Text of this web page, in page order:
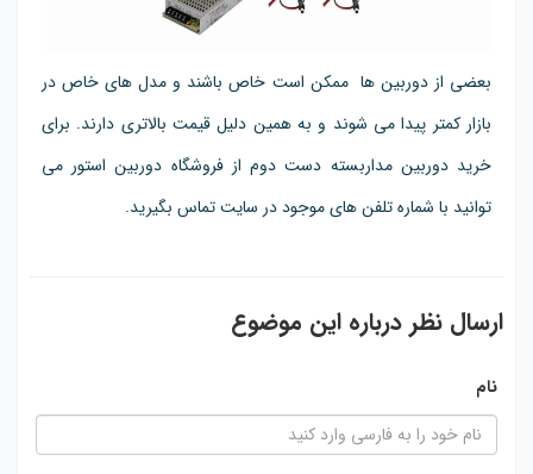
بعضی از دوربین ها ممکن است خاص باشند و مدل های خاص در
بازار کمتر پیدا می شوند و به همین دلیل قیمت بالاتری دارند. برای
خرید دوربین مداربسته دست دوم از فروشگاه دوربین استور می
توانید با شماره تلفن های موجود در سایت تماس بگیرید.
ارسال نظر درباره این موضوع
نام